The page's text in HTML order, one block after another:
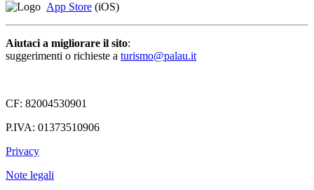
App Store (iOS)
Aiutaci a migliorare il sito:
suggerimenti o richieste a turismo@palau.it
CF: 82004530901
P.IVA: 01373510906
Privacy
Note legali